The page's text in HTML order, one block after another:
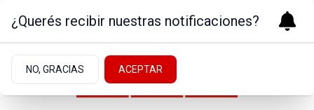
¿Querés recibir nuestras notificaciones?
NO, GRACIAS ACEPTAR